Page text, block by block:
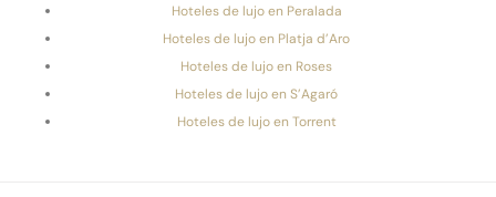
Hoteles de lujo en Peralada
Hoteles de lujo en Platja d’Aro
Hoteles de lujo en Roses
Hoteles de lujo en S’Agaró
Hoteles de lujo en Torrent